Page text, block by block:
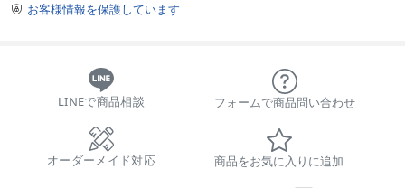
 お客様情報を保護しています
LINEで商品相談 フォームで商品問い合わせ
オーダーメイド対応 商品をお気に入りに追加